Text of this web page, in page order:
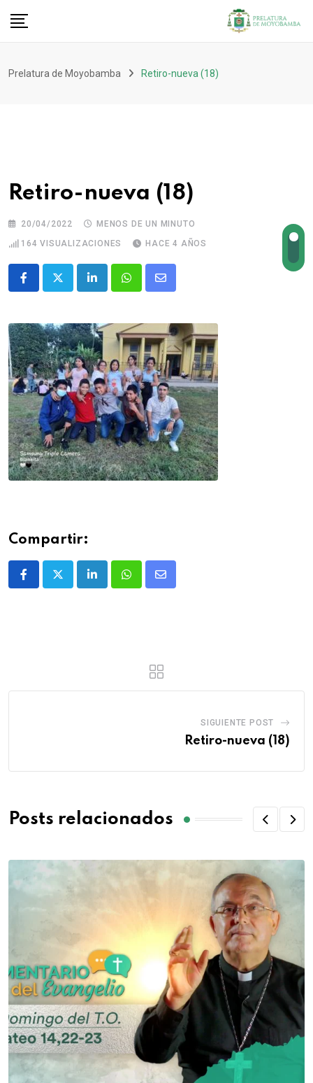
Prelatura de Moyobamba Retiro-nueva (18)
Retiro-nueva (18)
20/04/2022
MENOS DE UN MINUTO
164 VISUALIZACIONES HACE 4 AÑOS
Compartir:
SIGUIENTE POST
Retiro-nueva (18)
Posts relacionados